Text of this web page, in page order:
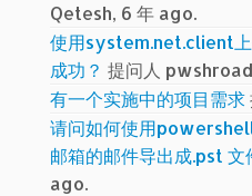
Qetesh, 6 年 ago.
使用system.net.client上
成功？ 提问人
有一个实施中的项目需求
请问如何使用
邮箱的邮件导出成.pst 文
ago.